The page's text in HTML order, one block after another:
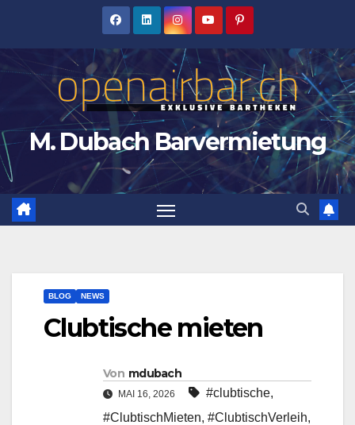
M. Dubach Barvermietung
BLOG NEWS
Clubtische mieten
Von mdubach
MAI 16, 2026 #clubtische,
#ClubtischMieten, #ClubtischVerleih,